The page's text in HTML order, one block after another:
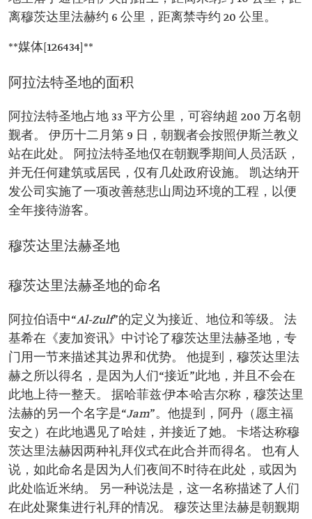
离穆茨达里法赫约 6 公里，距离禁寺约 20 公里。
**媒体[126434]**
阿拉法特圣地的面积
阿拉法特圣地占地 33 平方公里，可容纳超 200 万名朝
觐者。 伊历十二月第 9 日，朝觐者会按照伊斯兰教义
站在此处。 阿拉法特圣地仅在朝觐季期间人员活跃，
并无任何建筑或居民，仅有几处政府设施。 凯达纳开
发公司实施了一项改善慈悲山周边环境的工程，以便
全年接待游客。
穆茨达里法赫圣地
穆茨达里法赫圣地的命名
阿拉伯语中“Al-Zulf”的定义为接近、地位和等级。 法
基希在《麦加资讯》中讨论了穆茨达里法赫圣地，专
门用一节来描述其边界和优势。 他提到，穆茨达里法
赫之所以得名，是因为人们“接近”此地，并且不会在
此地上待一整天。 据哈菲兹·伊本·哈吉尔称，穆茨达里
法赫的另一个名字是“Jam”。他提到，阿丹（愿主福
安之）在此地遇见了哈娃，并接近了她。 卡塔达称穆
茨达里法赫因两种礼拜仪式在此合并而得名。 也有人
说，如此命名是因为人们夜间不时待在此处，或因为
此处临近米纳。 另一种说法是，这一名称描述了人们
在此处聚集进行礼拜的情况。 穆茨达里法赫是朝觐期